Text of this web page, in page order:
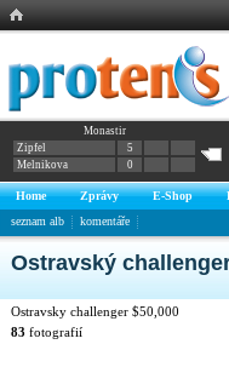
Monastir
Zipfel
5
Melnikova
0
Home Zprávy E-Shop
seznam alb
komentáře
Ostravský
Ostravsky challenger $50,000
83 fotografií